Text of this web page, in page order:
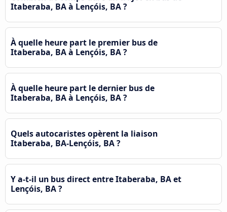
Itaberaba, BA à Lençóis, BA ?
À quelle heure part le premier bus de
Itaberaba, BA à Lençóis, BA ?
À quelle heure part le dernier bus de
Itaberaba, BA à Lençóis, BA ?
Quels autocaristes opèrent la liaison
Itaberaba, BA-Lençóis, BA ?
Y a-t-il un bus direct entre Itaberaba, BA et
Lençóis, BA ?